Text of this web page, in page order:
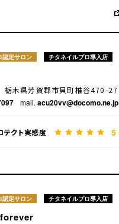
認定サロン チタネイルプロ導入店
木県芳賀郡市貝町椎谷470-27
mail. acu20vv@docomo.ne.jp
テクト実感度 5
認定サロン チタネイルプロ導入店